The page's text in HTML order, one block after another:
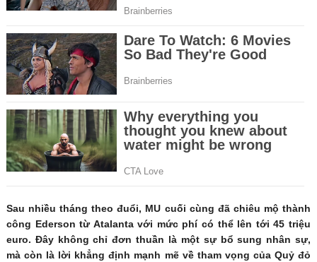
Sau nhiều tháng theo đuổi, MU cuối cùng đã chiêu mộ thành
công Ederson từ Atalanta với mức phí có thể lên tới 45 triệu
euro. Đây không chỉ đơn thuần là một sự bổ sung nhân sự,
mà còn là lời khẳng định mạnh mẽ về tham vọng của Quỷ đỏ